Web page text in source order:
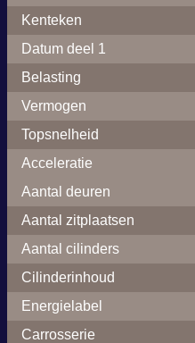
Kenteken
Datum deel 1
Belasting
Vermogen
Topsnelheid
Acceleratie
Aantal deuren
Aantal zitplaatsen
Aantal cilinders
Cilinderinhoud
Energielabel
Carrosserie